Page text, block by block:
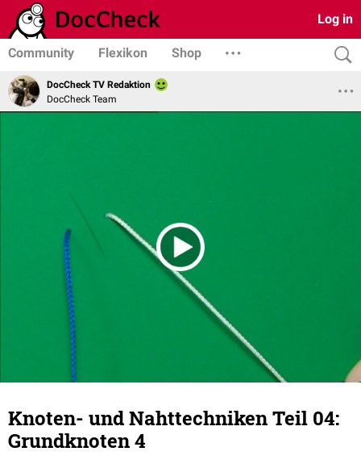
Log in
Community Flexikon Shop
DocCheck TV Redaktion
DocCheck Team
Knoten- und Nahttechniken Teil 04:
Grundknoten 4